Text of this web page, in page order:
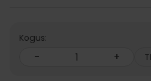
Kogus:
- +